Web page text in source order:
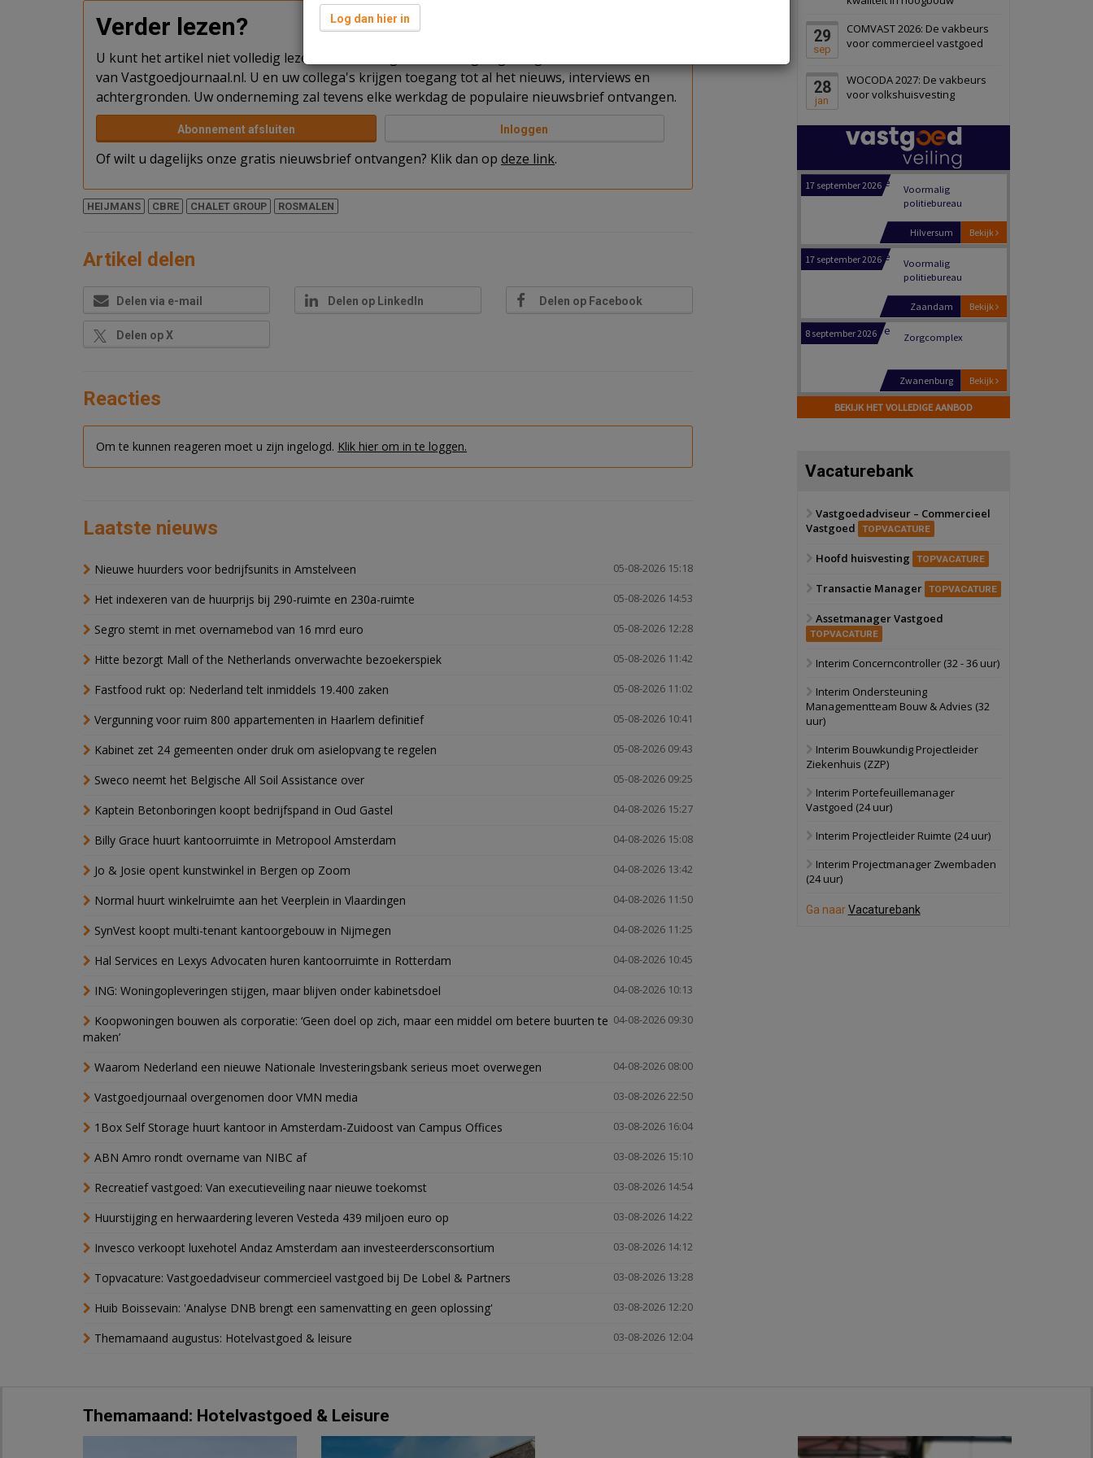
Verder lezen?
U kunt het artikel niet volledig lezen omdat u nog niet bent ingelogd. Log in of word abonnee
van Vastgoedjournaal.nl. U en uw collega's krijgen toegang tot al het nieuws, interviews en
achtergronden. Uw onderneming zal tevens elke werkdag de populaire nieuwsbrief ontvangen.
Abonnement afsluiten Inloggen
Of wilt u dagelijks onze gratis nieuwsbrief ontvangen? Klik dan op deze link.
HEIJMANS CBRE CHALET GROUP ROSMALEN
Artikel delen
Delen via e-mail Delen op LinkedIn Delen op Facebook
Delen op X
Reacties
Om te kunnen reageren moet u zijn ingelogd. Klik hier om in te loggen.
Laatste nieuws
05-08-2026 15:18
Nieuwe huurders voor bedrijfsunits in Amstelveen
05-08-2026 14:53
Het indexeren van de huurprijs bij 290-ruimte en 230a-ruimte
05-08-2026 12:28
Segro stemt in met overnamebod van 16 mrd euro
05-08-2026 11:42
Hitte bezorgt Mall of the Netherlands onverwachte bezoekerspiek
05-08-2026 11:02
Fastfood rukt op: Nederland telt inmiddels 19.400 zaken
05-08-2026 10:41
Vergunning voor ruim 800 appartementen in Haarlem definitief
05-08-2026 09:43
Kabinet zet 24 gemeenten onder druk om asielopvang te regelen
05-08-2026 09:25
Sweco neemt het Belgische All Soil Assistance over
04-08-2026 15:27
Kaptein Betonboringen koopt bedrijfspand in Oud Gastel
04-08-2026 15:08
Billy Grace huurt kantoorruimte in Metropool Amsterdam
04-08-2026 13:42
Jo & Josie opent kunstwinkel in Bergen op Zoom
04-08-2026 11:50
Normal huurt winkelruimte aan het Veerplein in Vlaardingen
04-08-2026 11:25
SynVest koopt multi-tenant kantoorgebouw in Nijmegen
04-08-2026 10:45
Hal Services en Lexys Advocaten huren kantoorruimte in Rotterdam
04-08-2026 10:13
ING: Woningopleveringen stijgen, maar blijven onder kabinetsdoel
04-08-2026 09:30
Koopwoningen bouwen als corporatie: ‘Geen doel op zich, maar een middel om betere buurten te
maken’
04-08-2026 08:00
Waarom Nederland een nieuwe Nationale Investeringsbank serieus moet overwegen
03-08-2026 22:50
Vastgoedjournaal overgenomen door VMN media
03-08-2026 16:04
1Box Self Storage huurt kantoor in Amsterdam-Zuidoost van Campus Offices
03-08-2026 15:10
ABN Amro rondt overname van NIBC af
03-08-2026 14:54
Recreatief vastgoed: Van executieveiling naar nieuwe toekomst
03-08-2026 14:22
Huurstijging en herwaardering leveren Vesteda 439 miljoen euro op
03-08-2026 14:12
Invesco verkoopt luxehotel Andaz Amsterdam aan investeerdersconsortium
03-08-2026 13:28
Topvacature: Vastgoedadviseur commercieel vastgoed bij De Lobel & Partners
03-08-2026 12:20
Huib Boissevain: 'Analyse DNB brengt een samenvatting en geen oplossing'
03-08-2026 12:04
Themamaand augustus: Hotelvastgoed & leisure
29
sep
COMVAST 2026: De vakbeurs
voor commercieel vastgoed
28
jan
WOCODA 2027: De vakbeurs
voor volkshuisvesting
Panheel
17 september 2026
Voormalig
Bekijk
Dordrecht
17 september 2026
politiebureau
Hilversum
17 september 2026
Voormalig
politiebureau
Bekijk
Zaandam
8 september 2026 Zorgcomplex
Bekijk
Zwanenburg
6 oktober 2026 Transformatieobject
Bekijk
Schiedam
22 september 2026 Attractiepark
Schuinesloot
27 augustus 2026 Binnenvaartschip
17 september 2026
17 september 2026
Voormalig
Bekijk
Hilversum
politiebureau
BEKIJK HET VOLLEDIGE AANBOD
Vacaturebank
Vastgoedadviseur – Commercieel
Vastgoed
TOPVACATURE
Hoofd huisvesting TOPVACATURE
Transactie Manager TOPVACATURE
Assetmanager Vastgoed
TOPVACATURE
Interim Concerncontroller (32 - 36 uur)
Interim Ondersteuning
Managementteam Bouw & Advies (32
uur)
Interim Bouwkundig Projectleider
Ziekenhuis (ZZP)
Interim Portefeuillemanager
Vastgoed (24 uur)
Interim Projectleider Ruimte (24 uur)
Interim Projectmanager Zwembaden
(24 uur)
Ga naarVacaturebank
Themamaand: Hotelvastgoed & Leisure
Log dan hier in